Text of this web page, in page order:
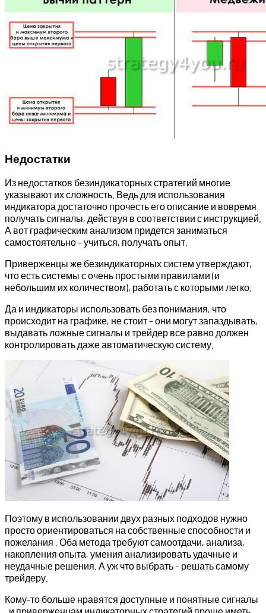
Недостатки
Из недостатков безиндикаторных стратегий многие
указывают их сложность. Ведь для использования
индикатора достаточно прочесть его описание и вовремя
получать сигналы, действуя в соответствии с инструкцией.
А вот графическим анализом придется заниматься
самостоятельно – учиться, получать опыт.
Приверженцы же безиндикаторных систем утверждают,
что есть системы с очень простыми правилами (и
небольшим их количеством), работать с которыми легко.
Да и индикаторы использовать без понимания, что
происходит на графике, не стоит – они могут запаздывать,
выдавать ложные сигналы и трейдер все равно должен
контролировать даже автоматическую систему.
Поэтому в использовании двух разных подходов нужно
просто ориентироваться на собственные способности и
пожелания . Оба метода требуют самоотдачи, анализа,
накопления опыта, умения анализировать удачные и
неудачные решения. А уж что выбрать – решать самому
трейдеру.
Кому-то больше нравятся доступные и понятные сигналы